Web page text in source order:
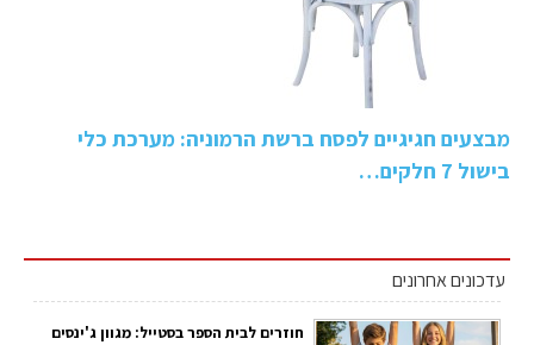
מבצעים חגיגיים לפסח ברשת הרמוניה: מערכת כלי
בישול 7 חלקים…
עדכונים אחרונים
חוזרים לבית הספר בסטייל: מגוון ג'ינסים